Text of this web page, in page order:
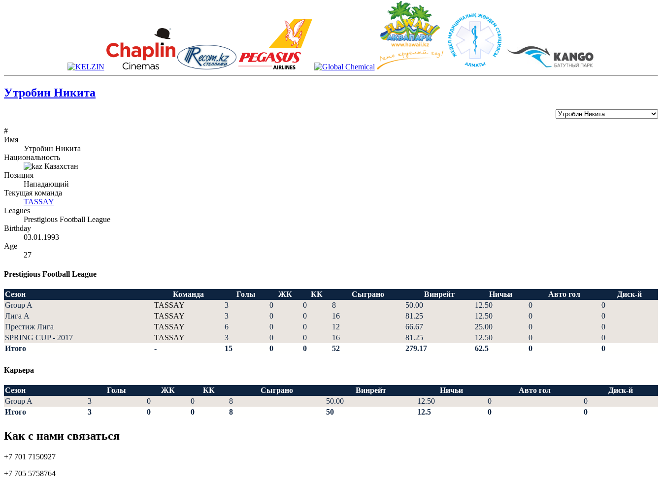
Утробин Никита
#
Имя
Утробин Никита
Национальность
Казахстан
Позиция
Нападающий
Текущая команда
TASSAY
Leagues
Prestigious Football League
Birthday
03.01.1993
Age
27
Prestigious Football League
Сезон Команда Голы ЖК КК Сыграно Винрейт Ничьи Авто гол
Диск-й
Group A
TASSAY 3 0 0 8 50.00 12.50 0
0
Лига А
TASSAY 3 0 0 16 81.25 12.50 0
0
Престиж Лига
TASSAY 6 0 0 12 66.67 25.00 0
0
SPRING CUP - 2017
TASSAY 3 0 0 16 81.25 12.50 0
0
Итого
- 15 0 0 52 279.17 62.5 0 0
Карьера
Сезон Голы ЖК КК Сыграно Винрейт Ничьи Авто гол
Диск-й
Group A
3 0 0 8 50.00 12.50 0
0
Итого
3 0 0 8 50 12.5 0 0
Как с нами связаться
+7 701 7150927
+7 705 5758764